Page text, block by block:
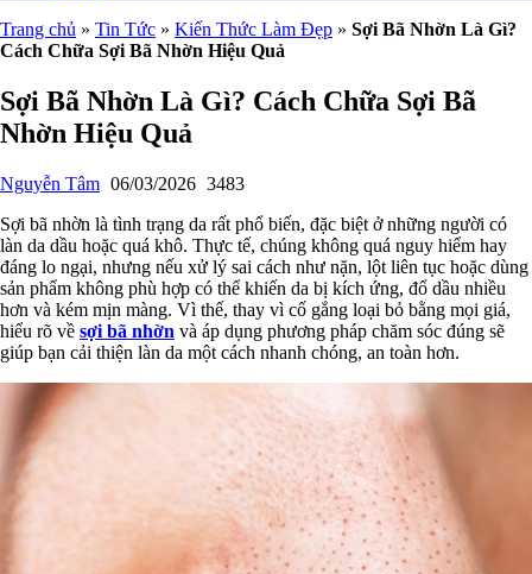
Trang chủ » Tin Tức » Kiến Thức Làm Đẹp » Sợi Bã Nhờn Là Gì?
Cách Chữa Sợi Bã Nhờn Hiệu Quả
Sợi Bã Nhờn Là Gì? Cách Chữa Sợi Bã
Nhờn Hiệu Quả
Nguyễn Tâm 06/03/2026 3483
Sợi bã nhờn là tình trạng da rất phổ biến, đặc biệt ở những người có
làn da dầu hoặc quá khô. Thực tế, chúng không quá nguy hiểm hay
đáng lo ngại, nhưng nếu xử lý sai cách như nặn, lột liên tục hoặc dùng
sản phẩm không phù hợp có thể khiến da bị kích ứng, đổ dầu nhiều
hơn và kém mịn màng. Vì thế, thay vì cố gắng loại bỏ bằng mọi giá,
hiểu rõ về sợi bã nhờn và áp dụng phương pháp chăm sóc đúng sẽ
giúp bạn cải thiện làn da một cách nhanh chóng, an toàn hơn.